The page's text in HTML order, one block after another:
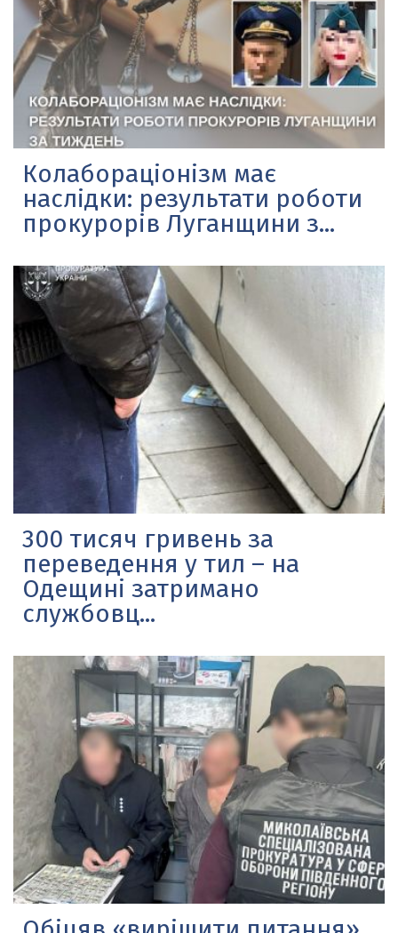
Колабораціонізм має
наслідки: результати роботи
прокурорів Луганщини з...
300 тисяч гривень за
переведення у тил – на
Одещині затримано
службовц...